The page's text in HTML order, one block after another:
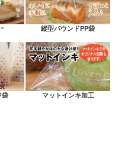
縦型パウンドPP袋
袋 マットインキ加工